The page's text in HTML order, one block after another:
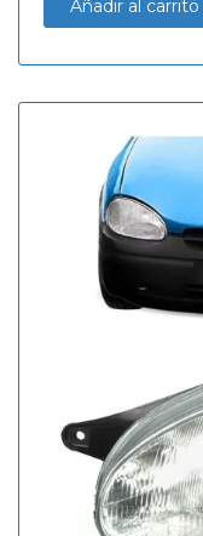
Añadir al carrito